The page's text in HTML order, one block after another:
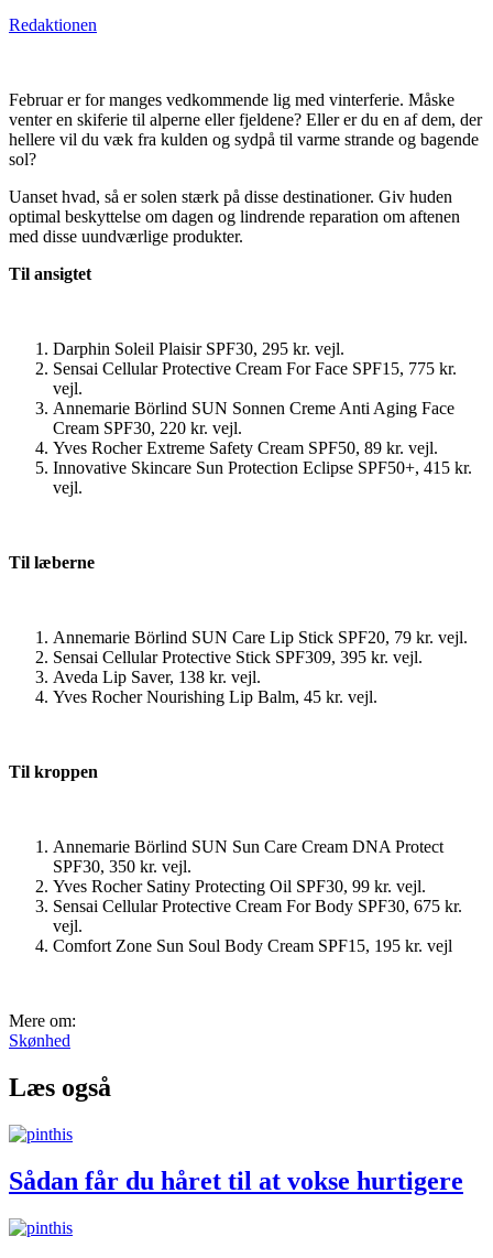
Redaktionen
Februar er for manges vedkommende lig med vinterferie. Måske
venter en skiferie til alperne eller fjeldene? Eller er du en af dem, der
hellere vil du væk fra kulden og sydpå til varme strande og bagende
sol?
Uanset hvad, så er solen stærk på disse destinationer. Giv huden
optimal beskyttelse om dagen og lindrende reparation om aftenen
med disse uundværlige produkter.
Til ansigtet
Darphin Soleil Plaisir SPF30, 295 kr. vejl.
Sensai Cellular Protective Cream For Face SPF15, 775 kr.
vejl.
Annemarie Börlind SUN Sonnen Creme Anti Aging Face
Cream SPF30, 220 kr. vejl.
Yves Rocher Extreme Safety Cream SPF50, 89 kr. vejl.
Innovative Skincare Sun Protection Eclipse SPF50+, 415 kr.
vejl.
Til læberne
Annemarie Börlind SUN Care Lip Stick SPF20, 79 kr. vejl.
Sensai Cellular Protective Stick SPF309, 395 kr. vejl.
Aveda Lip Saver, 138 kr. vejl.
Yves Rocher Nourishing Lip Balm, 45 kr. vejl.
Til kroppen
Annemarie Börlind SUN Sun Care Cream DNA Protect
SPF30, 350 kr. vejl.
Yves Rocher Satiny Protecting Oil SPF30, 99 kr. vejl.
Sensai Cellular Protective Cream For Body SPF30, 675 kr.
vejl.
Comfort Zone Sun Soul Body Cream SPF15, 195 kr. vejl
Mere om:
Skønhed
Læs også
Sådan får du håret til at vokse hurtigere